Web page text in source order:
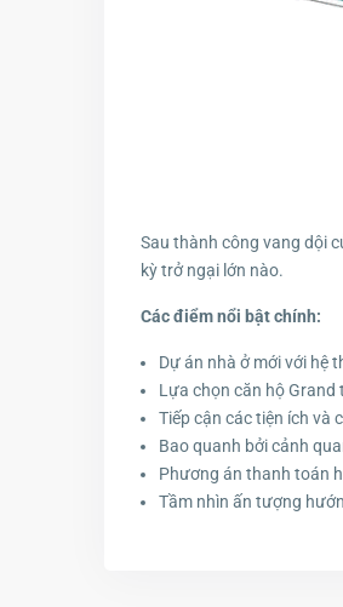
Sau thành công vang dội
kỳ trở ngại lớn nào.
Các điểm nổi bật chính:
Dự án nhà ở mới với hệ
Lựa chọn căn hộ Grand
Tiếp cận các tiện ích và
Bao quanh bởi cảnh
Phương án thanh toán
Tầm nhìn ấn tượng